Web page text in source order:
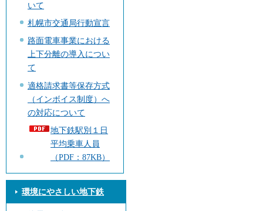
いて
札幌市交通局行動宣言
路面電車事業における
上下分離の導入につい
て
適格請求書等保存方式
（インボイス制度）へ
の対応について
地下鉄駅別１日
平均乗車人員
（PDF：87KB）
環境にやさしい地下鉄